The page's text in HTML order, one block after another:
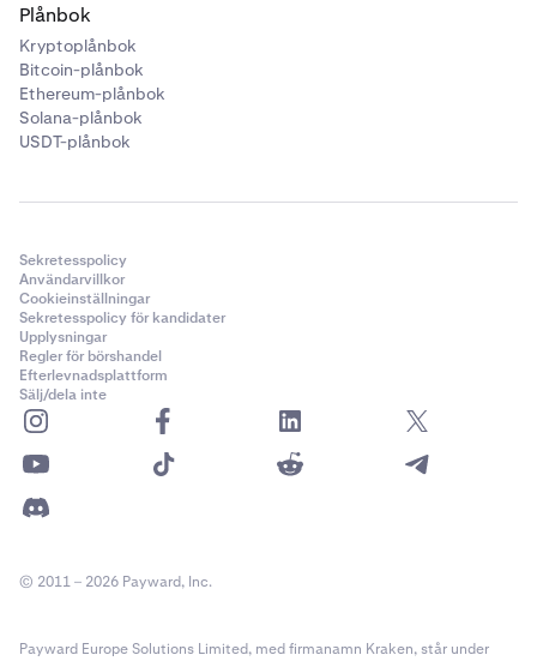
Plånbok
Kryptoplånbok
Bitcoin-plånbok
Ethereum-plånbok
Solana-plånbok
USDT-plånbok
Sekretesspolicy
Användarvillkor
Cookieinställningar
Sekretesspolicy för kandidater
Upplysningar
Regler för börshandel
Efterlevnadsplattform
Sälj/dela inte
© 2011 – 2026 Payward, Inc.
Payward Europe Solutions Limited, med firmanamn Kraken, står under